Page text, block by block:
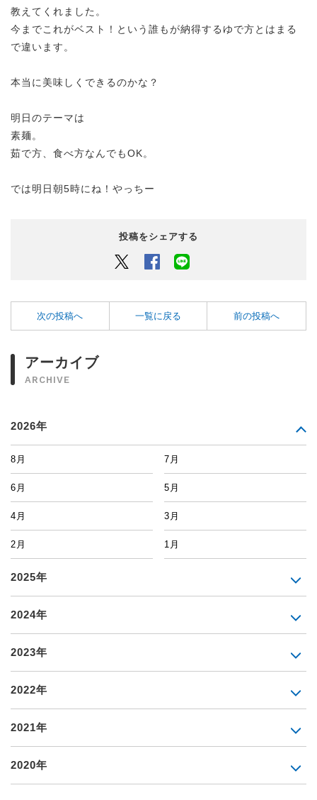
教えてくれました。
今までこれがベスト！という誰もが納得するゆで方とはまる
で違います。
本当に美味しくできるのかな？
明日のテーマは
素麺。
茹で方、食べ方なんでもOK。
では明日朝5時にね！やっちー
投稿をシェアする
Twitter Facebook
次の投稿へ 一覧に戻る 前の投稿へ
アーカイブ
ARCHIVE
2026年
8月 7月
6月 5月
4月 3月
2月 1月
2025年
2024年
2023年
2022年
2021年
2020年